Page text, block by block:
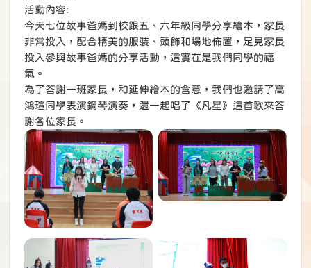
活動內容:
今天七位故事爸媽到校跟五、六年級同學分享繪本，家長
非常投入，配合精美的服裝、頭飾和場地佈置，足見家長
投入參與故事爸媽的分享活動，這實在是我們同學的福
氣。
為了答謝一班家長，和延伸繪本的含意，我們也邀請了高
鴻瑄同學表演鋼琴演奏，還一起唱了《凡星》這首歌來答
謝各位家長。